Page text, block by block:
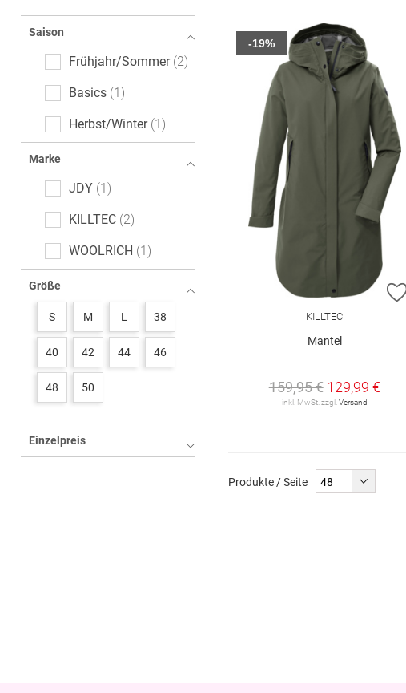
Saison
Frühjahr/Sommer 2
Basics 1
Herbst/Winter 1
Marke
JDY 1
KILLTEC 2
WOOLRICH 1
Größe
S M L 38
40 42 44 46
48 50
Einzelpreis
KILLTEC
Mantel
159,95 € 129,99 €
inkl. MwSt. zzgl. Versand
-19%
Produkte / Seite